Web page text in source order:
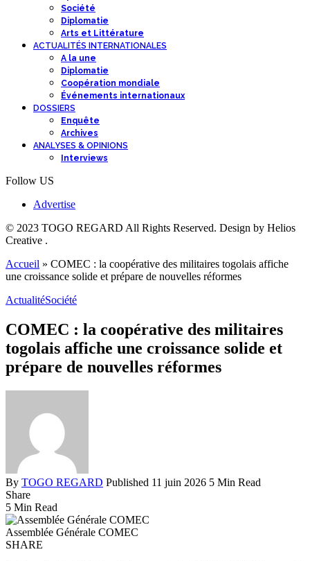
Société
Diplomatie
Arts et Littérature
ACTUALITÉS INTERNATIONALES
A la une
Diplomatie
Coopération mondiale
Événements internationaux
DOSSIERS
Enquête
Archives
ANALYSES & OPINIONS
Interviews
Follow US
Advertise
© 2023 TOGO REGARD All Rights Reserved. Design by Helios
Creative .
Accueil » COMEC : la coopérative des militaires togolais affiche
une croissance solide et prépare de nouvelles réformes
ActualitéSociété
COMEC : la coopérative des militaires
togolais affiche une croissance solide et
prépare de nouvelles réformes
By TOGO REGARD Published 11 juin 2026 5 Min Read
Share
5 Min Read
Assemblée Générale COMEC
SHARE